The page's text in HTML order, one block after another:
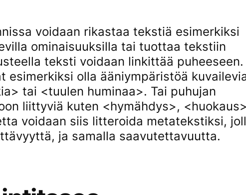
voidaan rikastaa tekstiä esimerkiksi
ominaisuuksilla tai tuottaa tekstiin
teksti voidaan linkittää puheeseen.
esimerkiksi olla ääniympäristöä
tai <tuulen huminaa>. Tai puhujan
liittyviä kuten <hymähdys>,
voidaan siis litteroida metatekstiksi,
ja samalla saavutettavuutta.